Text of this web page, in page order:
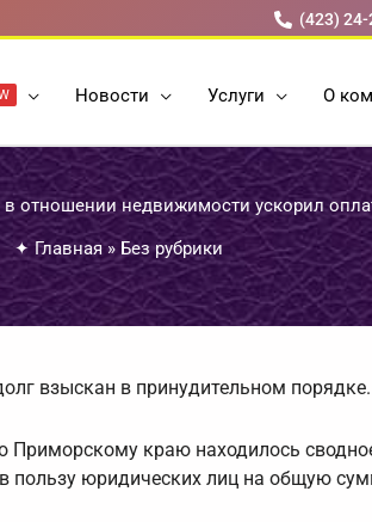
(423)
Новости Услуги О
в отношении недвижимости ускорил
✦ Главная» Без рубрики
взыскан в принудительном порядке.
Приморскому краю находилось
пользу юридических лиц на общую